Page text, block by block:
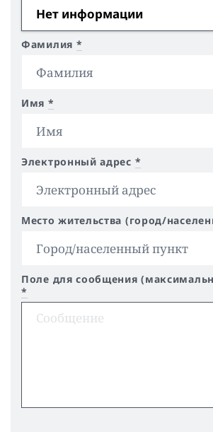
Фамилия *
Имя *
Электронный адрес *
Место жительства (город/
Поле для сообщения
*